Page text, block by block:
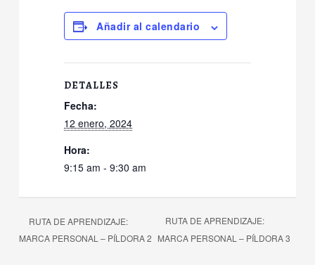
Añadir al calendario
DETALLES
Fecha:
12 enero, 2024
Hora:
9:15 am - 9:30 am
RUTA DE APRENDIZAJE:
MARCA PERSONAL – PÍLDORA 2
RUTA DE APRENDIZAJE:
MARCA PERSONAL – PÍLDORA 3